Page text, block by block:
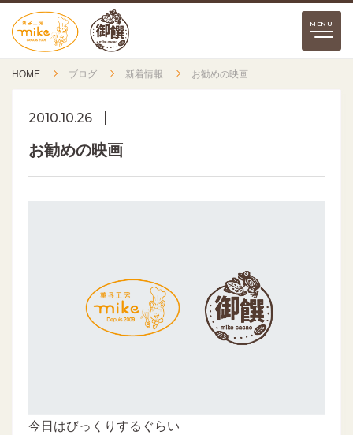
HOME ブログ 新着情報 お勧めの映画
2010.10.26
お勧めの映画
今日はびっくりするぐらい